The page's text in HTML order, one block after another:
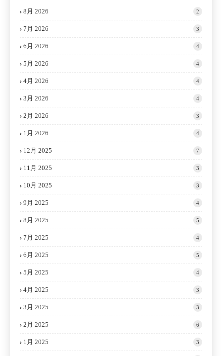
8月 2026 2
7月 2026 3
6月 2026 4
5月 2026 4
4月 2026 4
3月 2026 4
2月 2026 3
1月 2026 4
12月 2025 7
11月 2025 3
10月 2025 3
9月 2025 4
8月 2025 5
7月 2025 4
6月 2025 5
5月 2025 4
4月 2025 3
3月 2025 3
2月 2025 6
1月 2025 3